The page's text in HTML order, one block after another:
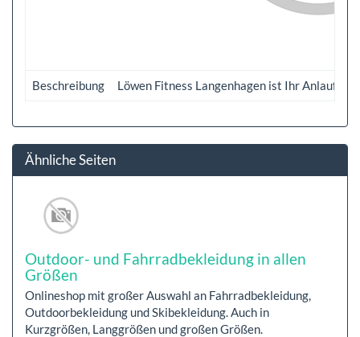
Beschreibung Löwen Fitness Langenhagen ist Ihr
Ähnliche Seiten
Outdoor- und Fahrradbekleidung in allen
Größen
Onlineshop mit großer Auswahl an Fahrradbekleidung,
Outdoorbekleidung und Skibekleidung. Auch in
Kurzgrößen, Langgrößen und großen Größen.